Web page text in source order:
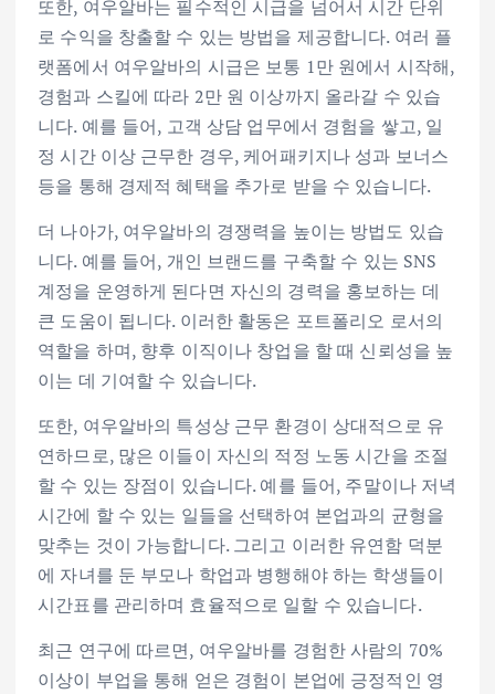
또한, 여우알바는 필수적인 시급을 넘어서 시간 단위
로 수익을 창출할 수 있는 방법을 제공합니다. 여러 플
랫폼에서 여우알바의 시급은 보통 1만 원에서 시작해,
경험과 스킬에 따라 2만 원 이상까지 올라갈 수 있습
니다. 예를 들어, 고객 상담 업무에서 경험을 쌓고, 일
정 시간 이상 근무한 경우, 케어패키지나 성과 보너스
등을 통해 경제적 혜택을 추가로 받을 수 있습니다.
더 나아가, 여우알바의 경쟁력을 높이는 방법도 있습
니다. 예를 들어, 개인 브랜드를 구축할 수 있는 SNS
계정을 운영하게 된다면 자신의 경력을 홍보하는 데
큰 도움이 됩니다. 이러한 활동은 포트폴리오 로서의
역할을 하며, 향후 이직이나 창업을 할 때 신뢰성을 높
이는 데 기여할 수 있습니다.
또한, 여우알바의 특성상 근무 환경이 상대적으로 유
연하므로, 많은 이들이 자신의 적정 노동 시간을 조절
할 수 있는 장점이 있습니다. 예를 들어, 주말이나 저녁
시간에 할 수 있는 일들을 선택하여 본업과의 균형을
맞추는 것이 가능합니다. 그리고 이러한 유연함 덕분
에 자녀를 둔 부모나 학업과 병행해야 하는 학생들이
시간표를 관리하며 효율적으로 일할 수 있습니다.
최근 연구에 따르면, 여우알바를 경험한 사람의 70%
이상이 부업을 통해 얻은 경험이 본업에 긍정적인 영